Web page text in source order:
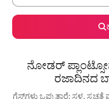
ನೋಡರ್
ರಜಾದಿನದ
ಗೆಸ್ಟ್‌ಗಳು ಒಪ್ಪುತ್ತಾರೆ: ಸ್ಥಳ,